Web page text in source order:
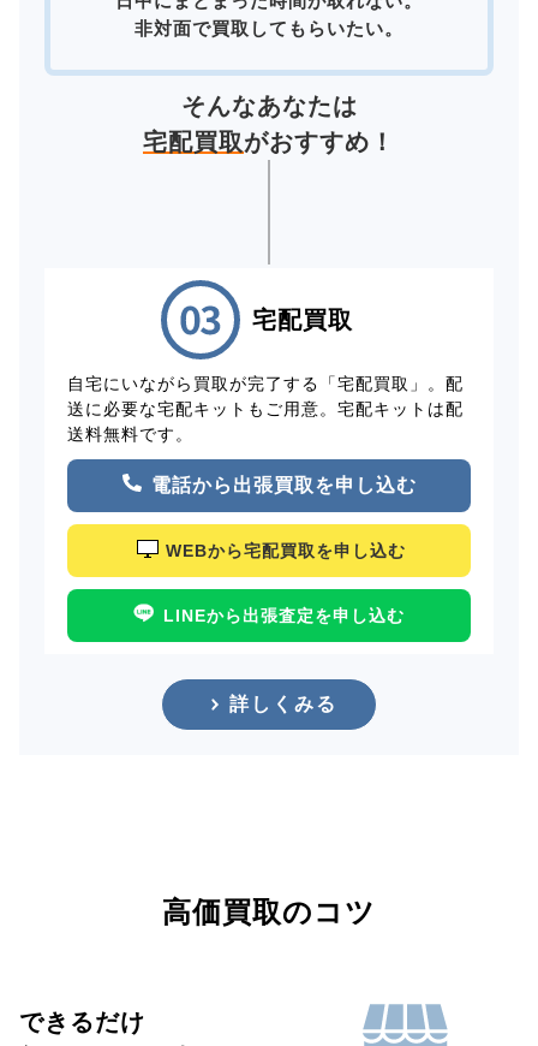
非対面で買取してもらいたい。
そんなあなたは
宅配買取がおすすめ！
宅配買取
自宅にいながら買取が完了する「宅配買取」。配
送に必要な宅配キットもご用意。宅配キットは配
送料無料です。
電話から出張買取を申し込む
WEBから宅配買取を申し込む
LINEから出張査定を申し込む
詳しくみる
高価買取のコツ
できるだけ